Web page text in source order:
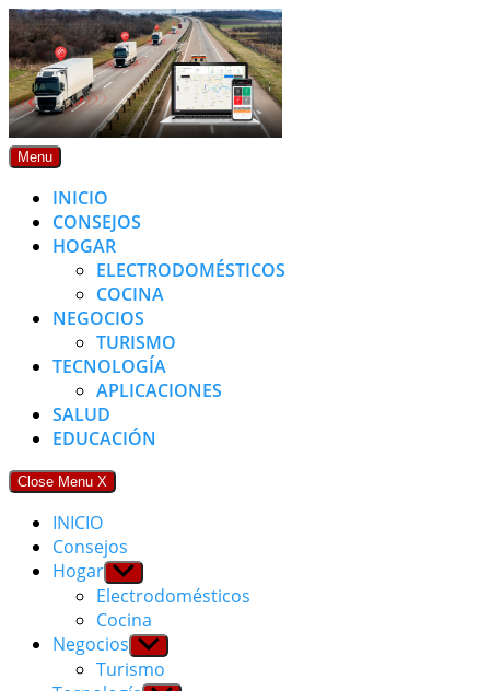
Skip
to
content
Menu
INICIO
CONSEJOS
HOGAR
ELECTRODOMÉSTICOS
COCINA
NEGOCIOS
TURISMO
TECNOLOGÍA
APLICACIONES
SALUD
EDUCACIÓN
Close Menu X
INICIO
Consejos
Hogar Show
sub
menu
Electrodomésticos
Cocina
Negocios Show
sub
menu
Turismo